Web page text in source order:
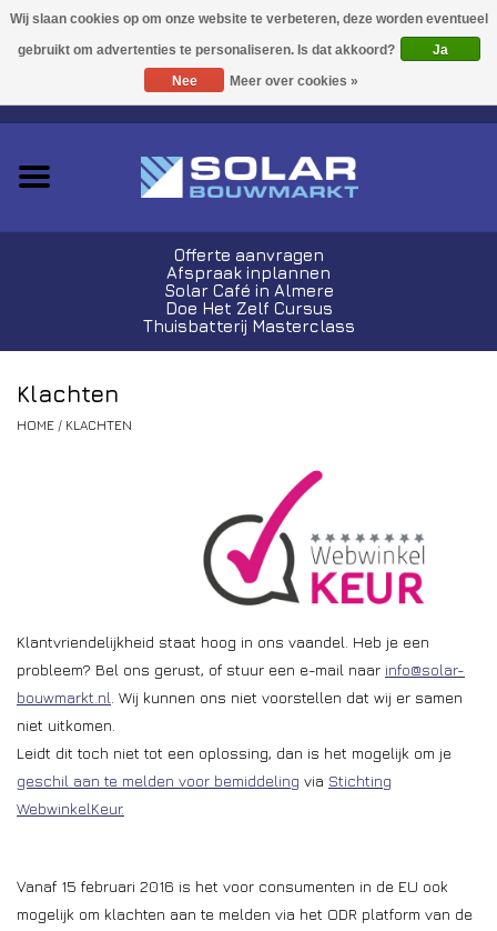
0 Artikelen - €0,00
Acties!
Kabels en Stekkers
Extra's
0% BTW tarief
Offerte aanvragen
Afspraak inplannen
Solar Café in Almere
Doe Het Zelf Cursus
Thuisbatterij Masterclass
Klachten
HOME / KLACHTEN
Klantvriendelijkheid staat hoog in ons vaandel. Heb je een
probleem? Bel ons gerust, of stuur een e-mail naar info@solar-
bouwmarkt.nl . Wij kunnen ons niet voorstellen dat wij er samen
niet uitkomen.
Leidt dit toch niet tot een oplossing, dan is het mogelijk om je
geschil aan te melden voor bemiddeling via Stichting
WebwinkelKeur.
Vanaf 15 februari 2016 is het voor consumenten in de EU ook
mogelijk om klachten aan te melden via het ODR platform van de
Ja
Nee
Meer over cookies »